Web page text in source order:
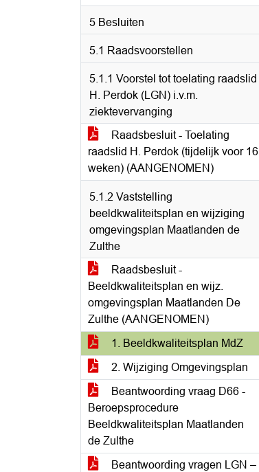
5 Besluiten
5.1 Raadsvoorstellen
5.1.1 Voorstel tot toelating raadslid
H. Perdok (LGN) i.v.m.
ziektevervanging
Raadsbesluit - Toelating
raadslid H. Perdok (tijdelijk voor 16
weken) (AANGENOMEN)
5.1.2 Vaststelling
beeldkwaliteitsplan en wijziging
omgevingsplan Maatlanden de
Zulthe
Raadsbesluit -
Beeldkwaliteitsplan en wijz.
omgevingsplan Maatlanden De
Zulthe (AANGENOMEN)
1. Beeldkwaliteitsplan MdZ
2. Wijziging Omgevingsplan
Beantwoording vraag D66 -
Beroepsprocedure
Beeldkwaliteitsplan Maatlanden
de Zulthe
Beantwoording vragen LGN –